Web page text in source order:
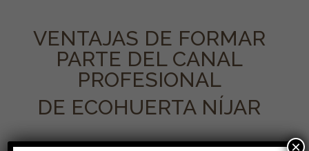
VENTAJAS DE FORMAR
PARTE DEL CANAL
PROFESIONAL
DE ECOHUERTA NÍJAR
×